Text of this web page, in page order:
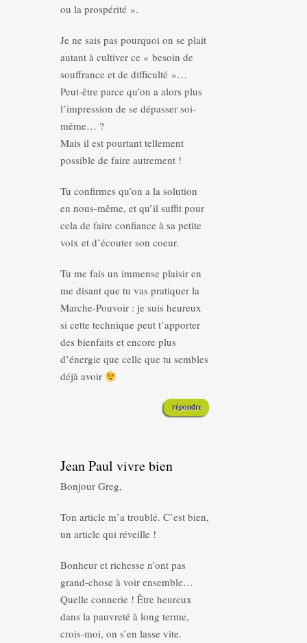
ou la prospérité ».
Je ne sais pas pourquoi on se plait
autant à cultiver ce « besoin de
souffrance et de difficulté »…
Peut-être parce qu’on a alors plus
l’impression de se dépasser soi-
même… ?
Mais il est pourtant tellement
possible de faire autrement !
Tu confirmes qu’on a la solution
en nous-même, et qu’il suffit pour
cela de faire confiance à sa petite
voix et d’écouter son coeur.
Tu me fais un immense plaisir en
me disant que tu vas pratiquer la
Marche-Pouvoir : je suis heureux
si cette technique peut t’apporter
des bienfaits et encore plus
d’énergie que celle que tu sembles
déjà avoir
répondre
Jean Paul vivre bien
Bonjour Greg,
Ton article m’a troublé. C’est bien,
un article qui réveille !
Bonheur et richesse n’ont pas
grand-chose à voir ensemble…
Quelle connerie ! Être heureux
dans la pauvreté à long terme,
crois-moi, on s’en lasse vite.